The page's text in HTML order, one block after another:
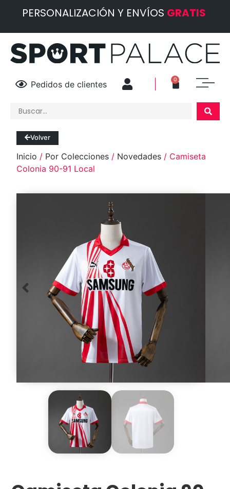
PERSONALIZACIÓN Y ENVÍOS GRATIS
Pedidos de clientes 0
Volver
Inicio / Por Colecciones / Novedades / Camiseta
Colonia 90-91 Local